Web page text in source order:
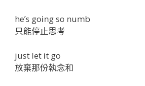
he’s going so numb
只能停止思考
just let it go
放棄那份執念和